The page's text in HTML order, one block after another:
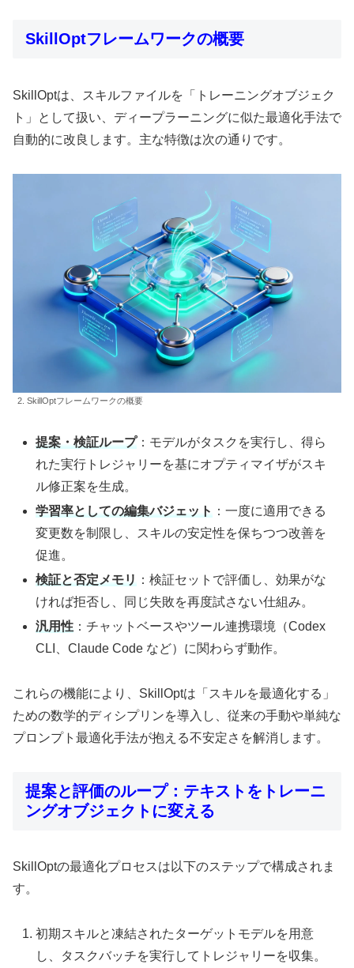
SkillOptフレームワークの概要
SkillOptは、スキルファイルを「トレーニングオブジェク
ト」として扱い、ディープラーニングに似た最適化手法で
自動的に改良します。主な特徴は次の通りです。
2. SkillOptフレームワークの概要
提案・検証ループ：モデルがタスクを実行し、得ら
れた実行トレジャリーを基にオプティマイザがスキ
ル修正案を生成。
学習率としての編集バジェット ：一度に適用できる
変更数を制限し、スキルの安定性を保ちつつ改善を
促進。
検証と否定メモリ ：検証セットで評価し、効果がな
ければ拒否し、同じ失敗を再度試さない仕組み。
汎用性 ：チャットベースやツール連携環境（Codex
CLI、Claude Code など）に関わらず動作。
これらの機能により、SkillOptは「スキルを最適化する」
ための数学的ディシプリンを導入し、従来の手動や単純な
プロンプト最適化手法が抱える不安定さを解消します。
提案と評価のループ：テキストをトレーニ
ングオブジェクトに変える
SkillOptの最適化プロセスは以下のステップで構成されま
す。
初期スキルと凍結されたターゲットモデルを用意
し、タスクバッチを実行してトレジャリーを収集。